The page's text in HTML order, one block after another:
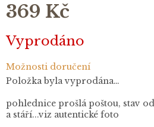
369 Kč
cena:
Vyprodáno
Možnosti doručení
Položka byla vyprodána…
pohlednice prošlá poštou, stav
a stáří...viz autentické foto